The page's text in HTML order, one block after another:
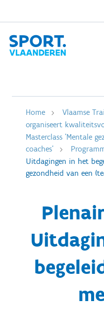
Home Vlaamse
organiseert
Masterclass 'Mentale
coaches'
Uitdagingen in het
gezondheid van een